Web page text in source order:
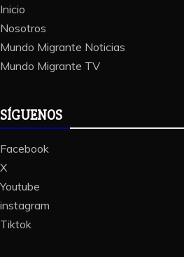
Inicio
Nosotros
Mundo Migrante Noticias
Mundo Migrante TV
SÍGUENOS
Facebook
X
Youtube
instagram
Tiktok